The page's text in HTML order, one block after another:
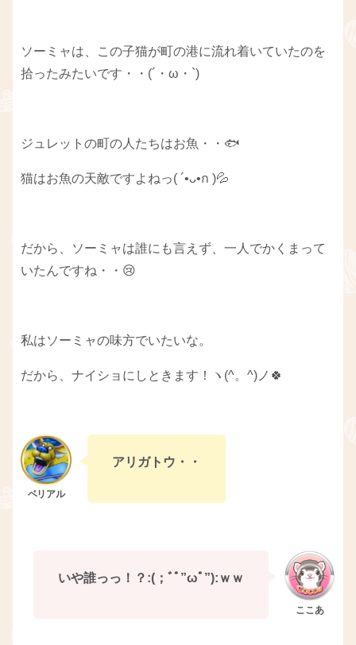
ソーミャは、この子猫が町の港に流れ着いていたのを
拾ったみたいです・・(´・ω・`)
ジュレットの町の人たちはお魚・・🐟
猫はお魚の天敵ですよねっ( ´•ᴗ•ก )💦
だから、ソーミャは誰にも言えず、一人でかくまって
いたんですね・・😢
私はソーミャの味方でいたいな。
だから、ナイショにしときます！ヽ(^。^)ノ🍀
アリガトウ・・
いや誰っっ！？:(；ﾞﾟ”ωﾟ”):ｗｗ